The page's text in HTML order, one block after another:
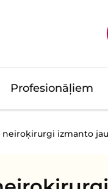
Profesionāļiem
izmanto